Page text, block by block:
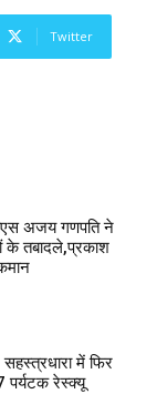
Twitter
अजय गणपति ने
के तबादले,प्रकाश
सहस्त्रधारा में फिर
पर्यटक रेस्क्यू